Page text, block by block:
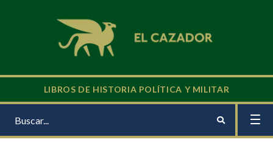
LIBROS DE HISTORIA POLÍTICA Y MILITAR